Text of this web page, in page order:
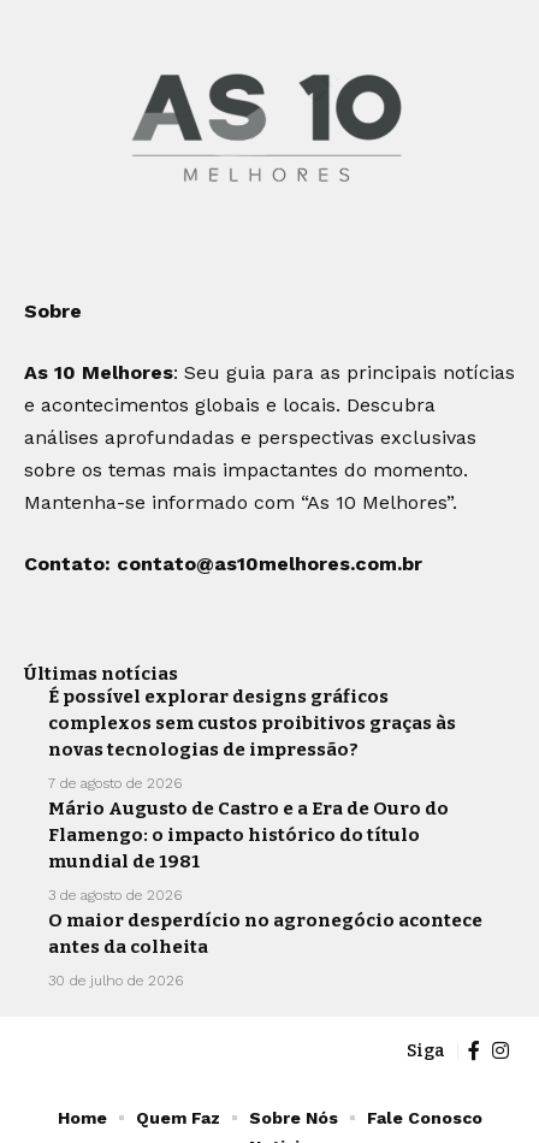
Sobre
As 10 Melhores: Seu guia para as principais notícias
e acontecimentos globais e locais. Descubra
análises aprofundadas e perspectivas exclusivas
sobre os temas mais impactantes do momento.
Mantenha-se informado com “As 10 Melhores”.
Contato: contato@as10melhores.com.br
Últimas notícias
É possível explorar designs gráficos
complexos sem custos proibitivos graças às
novas tecnologias de impressão?
7 de agosto de 2026
Mário Augusto de Castro e a Era de Ouro do
Flamengo: o impacto histórico do título
mundial de 1981
3 de agosto de 2026
O maior desperdício no agronegócio acontece
antes da colheita
30 de julho de 2026
Siga
Home Quem Faz Sobre Nós
Fale Conosco